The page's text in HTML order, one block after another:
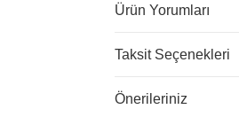
Ürün Yorumları
Taksit Seçenekleri
Önerileriniz